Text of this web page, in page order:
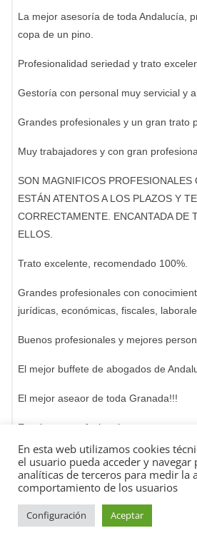
La mejor asesoría de toda Andalucía,
copa de un pino.
Profesionalidad seriedad y trato
Gestoría con personal muy servicial y
Grandes profesionales y un gran trato
Muy trabajadores y con gran
SON MAGNIFICOS PROFESIONALES
ESTÁN ATENTOS A LOS PLAZOS Y
CORRECTAMENTE. ENCANTADA DE
ELLOS.
Trato excelente, recomendado 100%.
Grandes profesionales con
jurídicas, económicas, fiscales,
Buenos profesionales y mejores
El mejor buffete de abogados de
El mejor aseaor de toda Granada!!!
Excelentes profesionales
Excepcional
Profesionales
En esta web utilizamos cookies
el usuario pueda acceder y navegar
analíticas de terceros para medir la
comportamiento de los usuarios
Configuración Aceptar